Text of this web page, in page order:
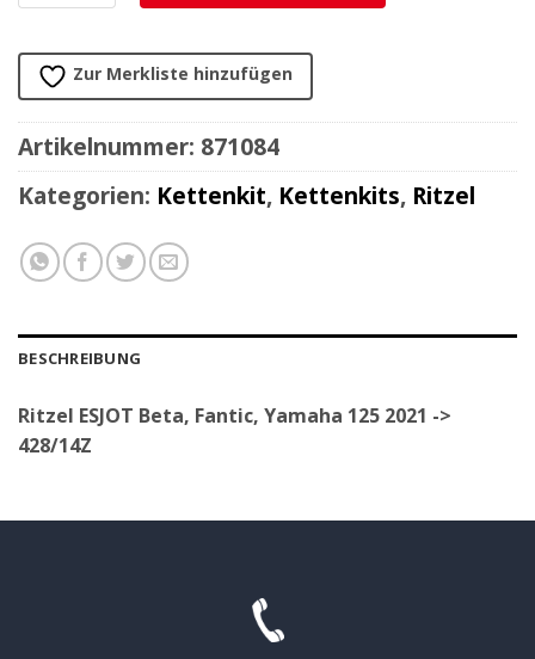
Zur Merkliste hinzufügen
Artikelnummer: 871084
Kategorien: Kettenkit, Kettenkits, Ritzel
BESCHREIBUNG
Ritzel ESJOT Beta, Fantic, Yamaha 125 2021 ->
428/14Z